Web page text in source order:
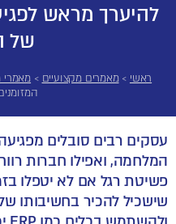
להיערך מראש
של
ראשי >מאמרים מקצועיים > מאמרי
עסקים רבים סובלים
המלחמה, ואפילו חברות
פשיטת רגל אם לא יטפלו
שישכיל להכיר בחשיבותו